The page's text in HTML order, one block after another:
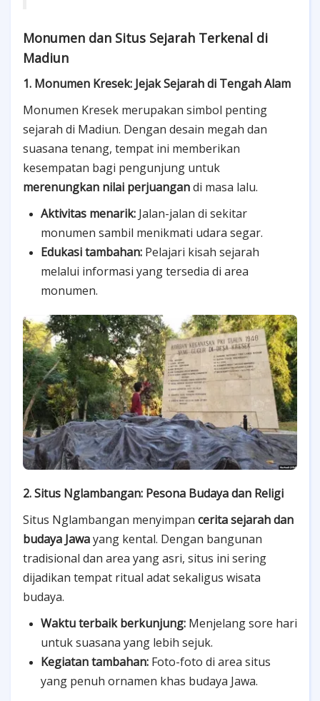
Monumen dan Situs Sejarah Terkenal di
Madiun
1. Monumen Kresek: Jejak Sejarah di Tengah Alam
Monumen Kresek merupakan simbol penting
sejarah di Madiun. Dengan desain megah dan
suasana tenang, tempat ini memberikan
kesempatan bagi pengunjung untuk
merenungkan nilai perjuangandi masa lalu.
Aktivitas menarik: Jalan-jalan di sekitar
monumen sambil menikmati udara segar.
Edukasi tambahan: Pelajari kisah sejarah
melalui informasi yang tersedia di area
monumen.
2. Situs Nglambangan: Pesona Budaya dan Religi
Situs Nglambangan menyimpan cerita sejarah dan
budaya Jawayang kental. Dengan bangunan
tradisional dan area yang asri, situs ini sering
dijadikan tempat ritual adat sekaligus wisata
budaya.
Waktu terbaik berkunjung: Menjelang sore hari
untuk suasana yang lebih sejuk.
Kegiatan tambahan: Foto-foto di area situs
yang penuh ornamen khas budaya Jawa.